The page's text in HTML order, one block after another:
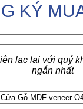
KÝ
lạc lại với quý
ngắn nhất